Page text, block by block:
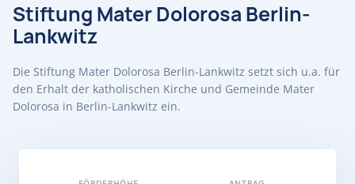
Stiftung Mater Dolorosa Berlin-
Lankwitz
Die Stiftung Mater Dolorosa Berlin-Lankwitz setzt sich u.a. für
den Erhalt der katholischen Kirche und Gemeinde Mater
Dolorosa in Berlin-Lankwitz ein.